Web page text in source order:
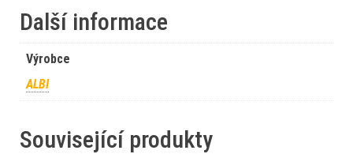
Další informace
Výrobce
ALBI
Související produkty